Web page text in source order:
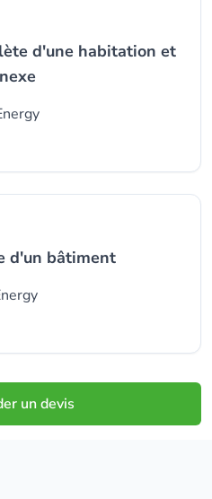
d'une habitation et
d'un bâtiment
un devis